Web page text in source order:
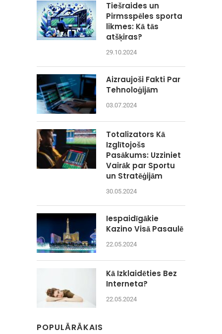
Tiešraides un
Pirmsspēles sporta
likmes: Kā tās
atšķiras?
29.10.2024
Aizraujoši Fakti Par
Tehnoloģijām
03.07.2024
Totalizators Kā
Izglītojošs
Pasākums: Uzziniet
Vairāk par Sportu
un Stratēģijām
30.05.2024
Iespaidīgākie
Kazino Visā Pasaulē
22.05.2024
Kā Izklaidēties Bez
Interneta?
22.05.2024
POPULĀRĀKAIS